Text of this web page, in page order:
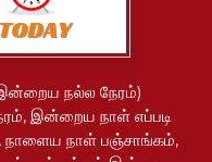
நல்ல நேரம்)
இன்றைய நாள் எப்படி
நாளைய நாள் பஞ்சாங்கம்,